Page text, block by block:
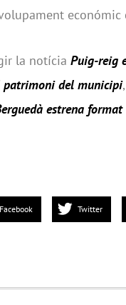
la notícia Puig-reig
patrimoni del municipi
estrena
Facebook Twitter